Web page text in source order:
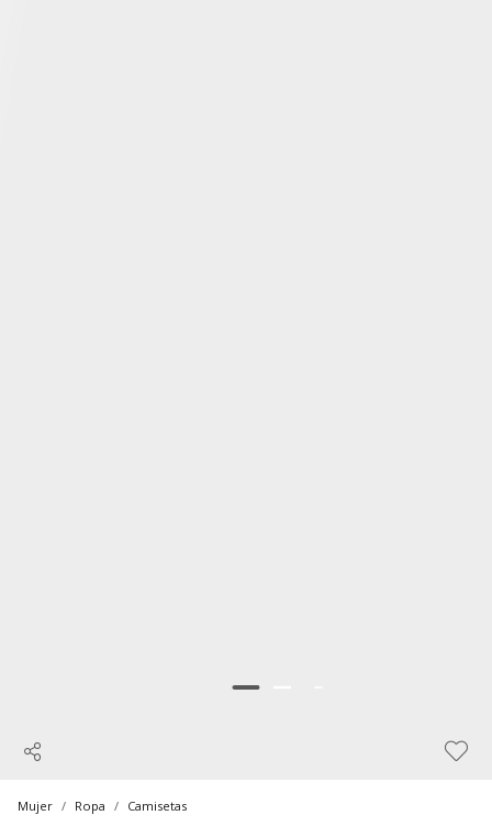
Mujer Ropa Camisetas